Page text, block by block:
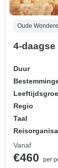
Oude
4-
Duur
Regio
Taal
Vanaf
€460
per